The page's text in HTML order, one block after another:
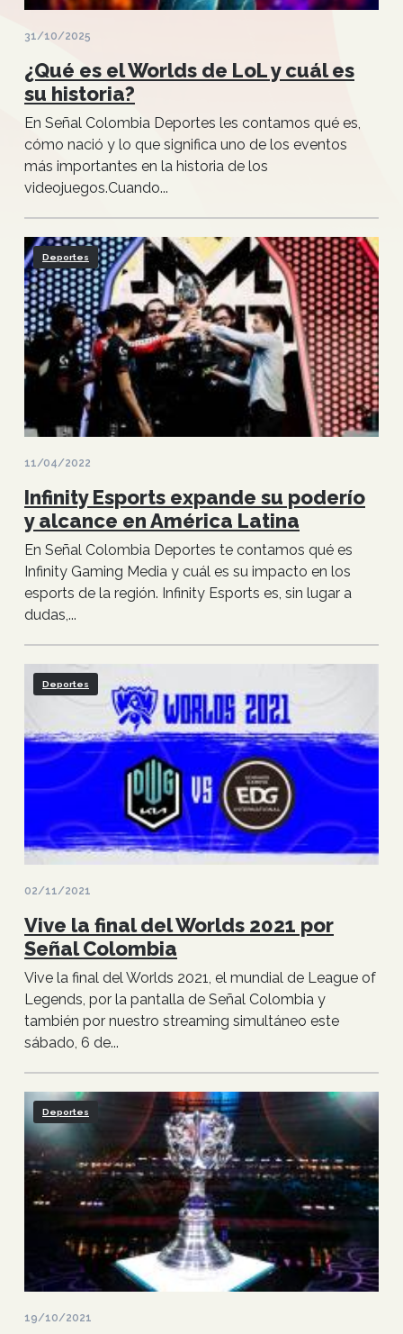
31/10/2025
¿Qué es el Worlds de LoL y cuál es
su historia?
En Señal Colombia Deportes les contamos qué es,
cómo nació y lo que significa uno de los eventos
más importantes en la historia de los
videojuegos.Cuando...
Deportes
11/04/2022
Infinity Esports expande su poderío
y alcance en América Latina
En Señal Colombia Deportes te contamos qué es
Infinity Gaming Media y cuál es su impacto en los
esports de la región. Infinity Esports es, sin lugar a
dudas,...
Deportes
02/11/2021
Vive la final del Worlds 2021 por
Señal Colombia
Vive la final del Worlds 2021, el mundial de League of
Legends, por la pantalla de Señal Colombia y
también por nuestro streaming simultáneo este
sábado, 6 de...
Deportes
19/10/2021